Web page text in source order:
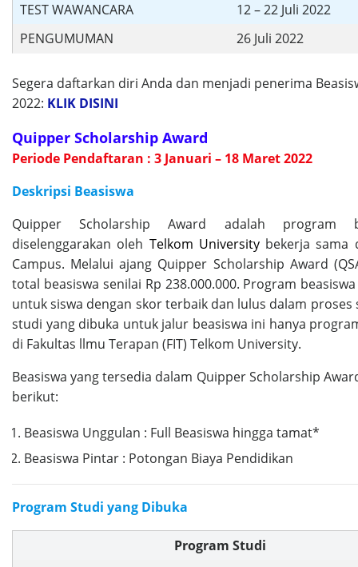
TEST WAWANCARA
12 – 22 Juli 2022
PENGUMUMAN
26 Juli 2022
Segera daftarkan diri Anda dan menjadi penerima
2022: KLIK DISINI
Quipper Scholarship Award
Periode Pendaftaran : 3 Januari – 18 Maret 2022
Deskripsi Beasiswa
Quipper Scholarship Award adalah program
diselenggarakan oleh Telkom Universitybekerja sama
Campus. Melalui ajang Quipper Scholarship Award
total beasiswa senilai Rp 238.000.000. Program
untuk siswa dengan skor terbaik dan lulus dalam proses
studi yang dibuka untuk jalur beasiswa ini hanya
di Fakultas llmu Terapan (FIT) Telkom University.
Beasiswa yang tersedia dalam Quipper Scholarship
berikut:
Beasiswa Unggulan : Full Beasiswa hingga tamat*
Beasiswa Pintar : Potongan Biaya Pendidikan
Program Studi yang Dibuka
Program Studi